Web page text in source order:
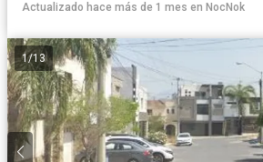
Actualizado hace más de 1 mes en NocNok
1/13